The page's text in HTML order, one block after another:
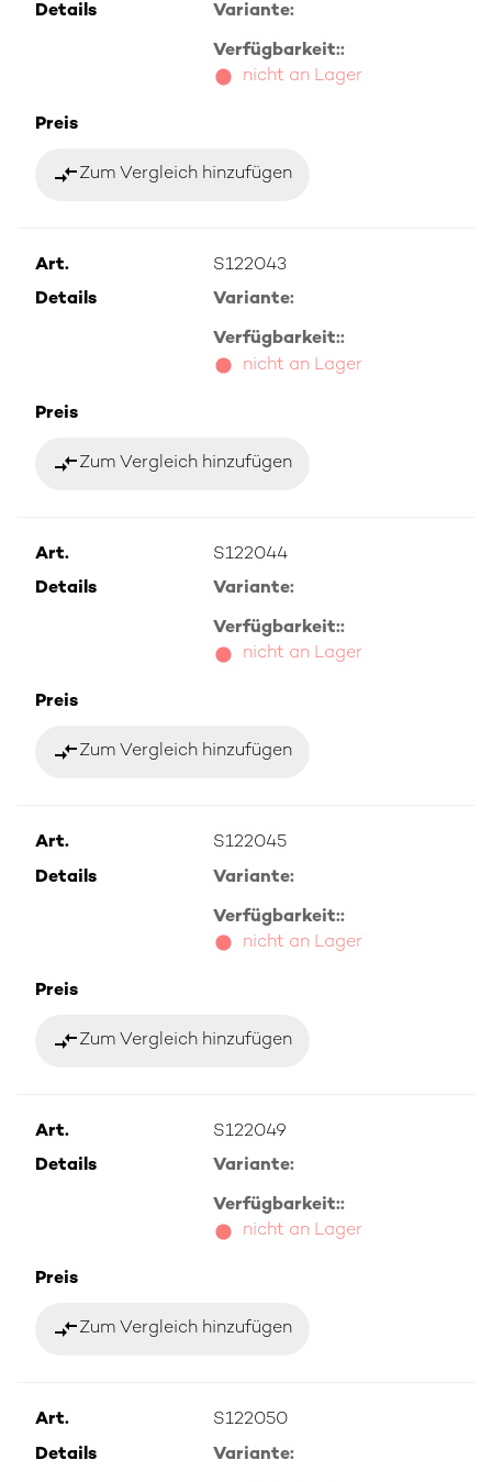
Details
Variante:
Verfügbarkeit::
nicht an Lager
Preis
compare_arrowsZum Vergleich hinzufügen
Art.
S122043
Details
Variante:
Verfügbarkeit::
nicht an Lager
Preis
compare_arrowsZum Vergleich hinzufügen
Art.
S122044
Details
Variante:
Verfügbarkeit::
nicht an Lager
Preis
compare_arrowsZum Vergleich hinzufügen
Art.
S122045
Details
Variante:
Verfügbarkeit::
nicht an Lager
Preis
compare_arrowsZum Vergleich hinzufügen
Art.
S122049
Details
Variante:
Verfügbarkeit::
nicht an Lager
Preis
compare_arrowsZum Vergleich hinzufügen
Art.
S122050
Details
Variante: